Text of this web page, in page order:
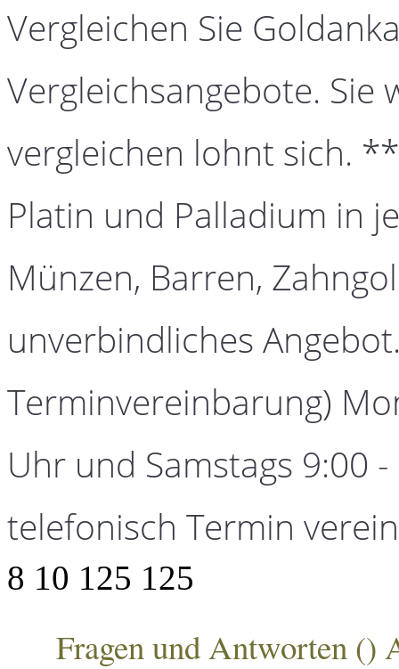
Vergleichen Sie
Vergleichsangebote. Sie
vergleichen lohnt sich.
Platin und Palladium in
Münzen, Barren,
unverbindliches
Terminvereinbarung)
Uhr und Samstags 9:00
telefonisch Termin
8 10 125 125
Fragen und Antworten ()